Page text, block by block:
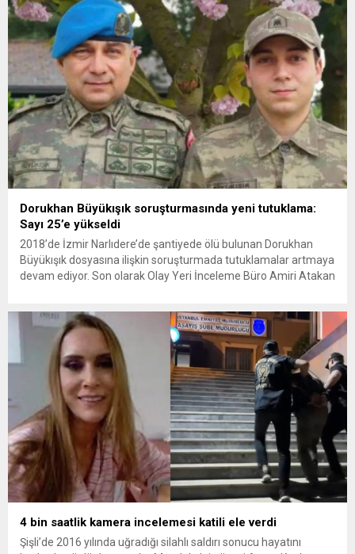
yeni bir ABD saldırısına anında yanıt verileceğini duyurdu....
Dorukhan Büyükışık soruşturmasında yeni tutuklama:
Sayı 25’e yükseldi
2018’de İzmir Narlıdere’de şantiyede ölü bulunan Dorukhan
Büyükışık dosyasına ilişkin soruşturmada tutuklamalar artmaya
devam ediyor. Son olarak Olay Yeri İnceleme Büro Amiri Atakan
bulunan Dorukhan Büyükışık’a ilişkin yeniden açılan
soruşturmada tutuklamalar genişliyor. Son olarak dönemin...
4 bin saatlik kamera incelemesi katili ele verdi
Şişli’de 2016 yılında uğradığı silahlı saldırı sonucu hayatını